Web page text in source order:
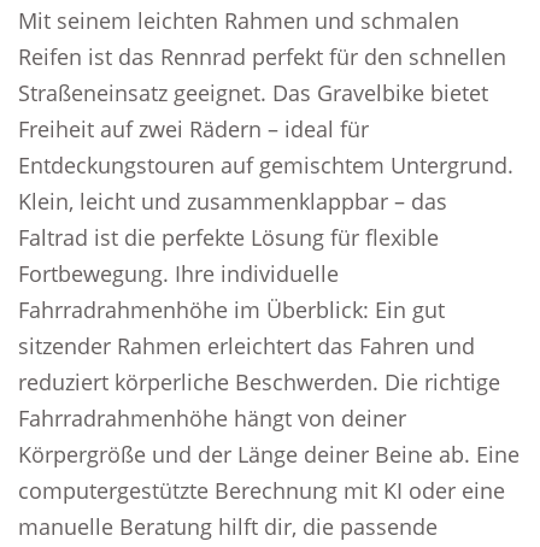
Mit seinem leichten Rahmen und schmalen
Reifen ist das Rennrad perfekt für den schnellen
Straßeneinsatz geeignet. Das Gravelbike bietet
Freiheit auf zwei Rädern – ideal für
Entdeckungstouren auf gemischtem Untergrund.
Klein, leicht und zusammenklappbar – das
Faltrad ist die perfekte Lösung für flexible
Fortbewegung. Ihre individuelle
Fahrradrahmenhöhe im Überblick: Ein gut
sitzender Rahmen erleichtert das Fahren und
reduziert körperliche Beschwerden. Die richtige
Fahrradrahmenhöhe hängt von deiner
Körpergröße und der Länge deiner Beine ab. Eine
computergestützte Berechnung mit KI oder eine
manuelle Beratung hilft dir, die passende